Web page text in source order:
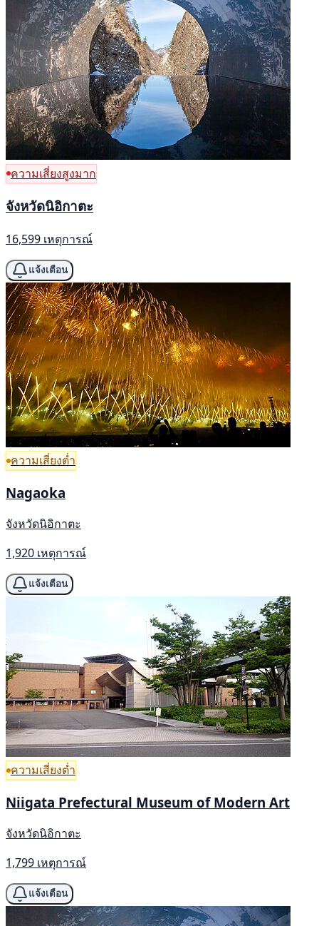
ความเสี่ยงสูงมาก
จังหวัดนิอิกาตะ
16,599 เหตุการณ์
แจ้งเตือน
ความเสี่ยงต่ำ
Nagaoka
จังหวัดนิอิกาตะ
1,920 เหตุการณ์
แจ้งเตือน
ความเสี่ยงต่ำ
Niigata Prefectural Museum of Modern Art
จังหวัดนิอิกาตะ
1,799 เหตุการณ์
แจ้งเตือน